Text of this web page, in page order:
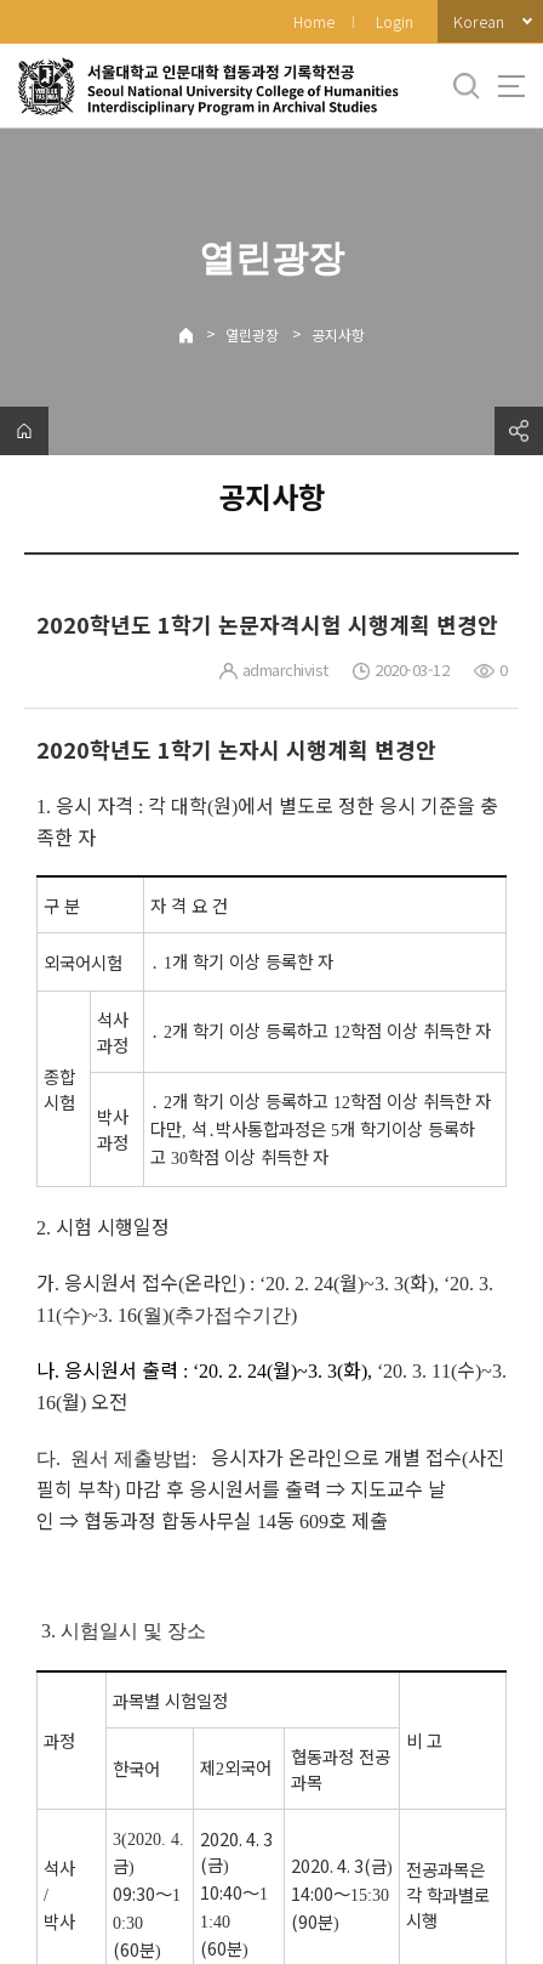
로
메
Home Login Korean
열린광장
> 열린광장 > 공지사항
공지사항
2020학년도 1학기 논문자격시험 시행계획 변경안
admarchivist 2020-03-12 0
2020학년도 1학기 논자시 시행계획 변경안
1. 응시 자격 : 각 대학(원)에서 별도로 정한 응시 기준을 충
족한 자
구 분 자 격 요 건
외국어시험 ․ 1개 학기 이상 등록한 자
종합
시험
석사
과정
․ 2개 학기 이상 등록하고 12학점 이상 취득한 자
박사
과정
․ 2개 학기 이상 등록하고 12학점 이상 취득한 자
다만, 석․박사통합과정은 5개 학기이상 등록하
고 30학점 이상 취득한 자
2. 시험 시행일정
가. 응시원서 접수(온라인) : ‘20. 2. 24(월)~3. 3(화), ‘20. 3.
11(수)~3. 16(월)(추가접수기간)
나. 응시원서 출력 : ‘20. 2. 24(월)~3. 3(화), ‘20. 3. 11(수)~3.
16(월) 오전
다. 원서 제출방법: 응시자가 온라인으로 개별 접수(사진
필히 부착) 마감 후 응시원서를 출력 ⇒ 지도교수 날
인 ⇒ 협동과정 합동사무실 14동 609호 제출
3. 시험일시 및 장소
과정
과목별 시험일정
비 고
한국어
제2외국어
협동과정 전공
과목
석사
/
박사
3(2020. 4.
금)
09:30～1
0:30
(60분)
2020. 4. 3
(금)
10:40～1
1:40
(60분)
2020. 4. 3(금)
14:00～15:30
(90분)
전공과목은
각 학과별로
시행